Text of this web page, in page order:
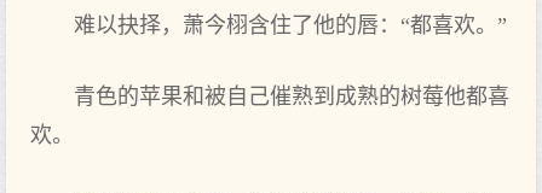
难以抉择，萧今栩含住了他的唇：“都喜欢。”
青色的苹果和被自己催熟到成熟的树莓他都喜
欢。